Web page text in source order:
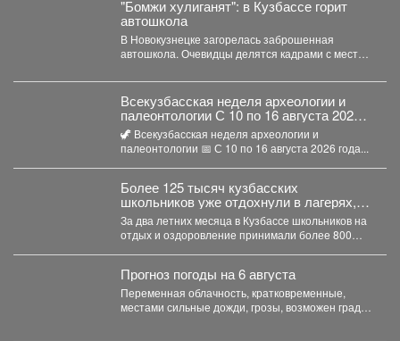
"Бомжи хулиганят": в Кузбассе горит
автошкола
В Новокузнецке загорелась заброшенная
автошкола. Очевидцы делятся кадрами с места
Всекузбасская неделя археологии и
палеонтологии С 10 по 16 августа 2026
года в музеях Кузбасса пройдет Неделя
археологии и палеонтологии,
приуроченная ко Дню археолога (15
августа) и Дню палеон
🦖 Всекузбасская неделя археологии и
палеонтологии 📅 С 10 по 16 августа 2026 года...
Более 125 тысяч кузбасских
школьников уже отдохнули в лагерях,
походах и санаториях
За два летних месяца в Кузбассе школьников на
отдых и оздоровление принимали более 800
Прогноз погоды на 6 августа
Переменная облачность, кратковременные,
местами сильные дожди, грозы, возможен град.